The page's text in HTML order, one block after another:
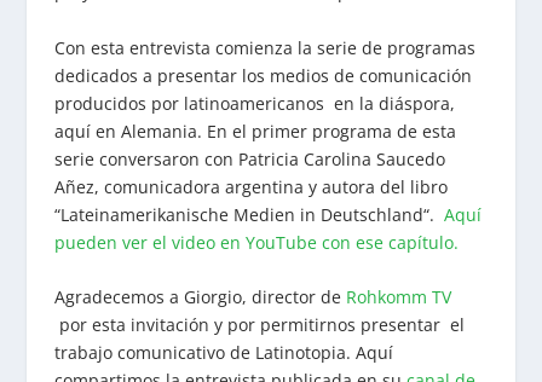
Con esta entrevista comienza la serie de programas
dedicados a presentar los medios de comunicación
producidos por latinoamericanos en la diáspora,
aquí en Alemania. En el primer programa de esta
serie conversaron con Patricia Carolina Saucedo
Añez, comunicadora argentina y autora del libro
“Lateinamerikanische Medien in Deutschland“.Aquí
pueden ver el video en YouTube con ese capítulo.
Agradecemos a Giorgio, director de Rohkomm TV
por esta invitación y por permitirnos presentar el
trabajo comunicativo de Latinotopia. Aquí